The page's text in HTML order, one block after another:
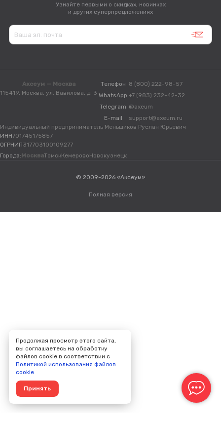
Узнайте первыми о скидках, новинках
и других суперпредложениях
Аксеум — Москва
115419, Москва, ул. Вавилова, д. 3
Телефон 8 (800) 222-98-57
WhatsApp +7 (983) 232-42-32
Telegram @axeum
E-mail
support@axeum.ru
Индивидуальный предприниматель Меньшиков Руслан Юрьевич
ИНН701745175857
ОГРНИП317703100109277
Города: МоскваТомскКемеровоНовокузнецк
© 2009-2026 «Аксеум»
Полная версия
Продолжая просмотр этого сайта,
вы соглашаетесь на обработку
файлов cookie в соответствии с
Политикой использования файлов
cookie
Принять